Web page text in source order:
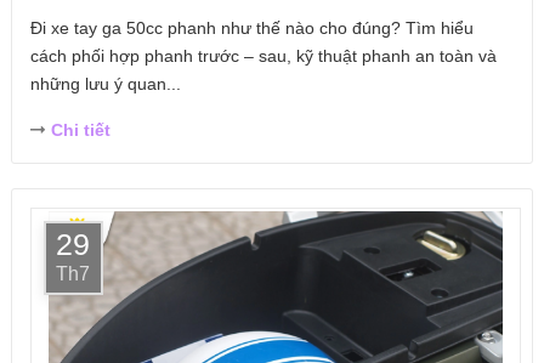
Đi xe tay ga 50cc phanh như thế nào cho đúng? Tìm hiểu
cách phối hợp phanh trước – sau, kỹ thuật phanh an toàn và
những lưu ý quan...
Chi tiết
29
Th7